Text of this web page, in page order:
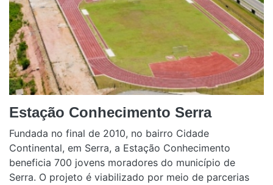
Estação Conhecimento Serra
Fundada no final de 2010, no bairro Cidade
Continental, em Serra, a Estação Conhecimento
beneficia 700 jovens moradores do município de
Serra. O projeto é viabilizado por meio de parcerias